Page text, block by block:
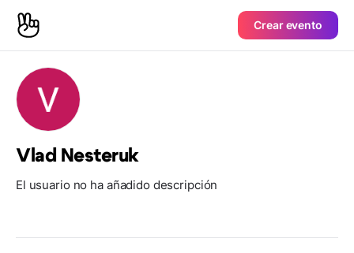
Crear evento
Vlad Nesteruk
El usuario no ha añadido descripción